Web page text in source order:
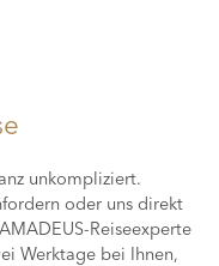
unkompliziert.
oder uns direkt
Reiseexperte
Werktage bei Ihnen,